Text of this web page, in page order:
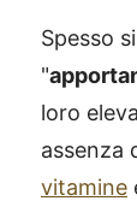
Spesso
"
loro
assenza
vitamine